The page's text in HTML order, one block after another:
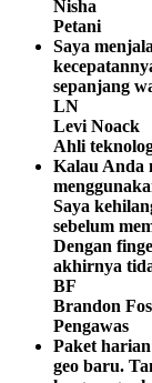
Nisha
Petani
Saya
sepanjang
LN
Levi Noack
Ahli
Kalau Anda
Saya
sebelum
Dengan
akhirnya
BF
Brandon
Pengawas
Paket
geo baru.